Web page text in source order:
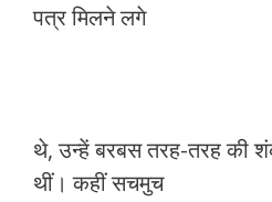
पत्र मिलने लगे
थे, उन्हें बरबस तरह-तरह की
थीं। कहीं सचमुच